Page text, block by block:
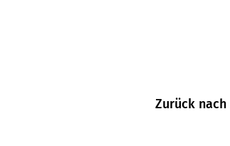
Zurück